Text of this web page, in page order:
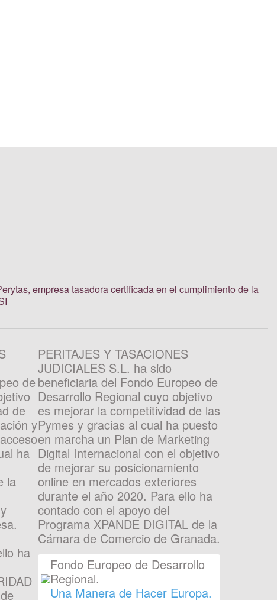
de
de
y
ha
la
ha
PERITAJES Y TASACIONES
JUDICIALES S.L. ha sido
beneficiaria del Fondo Europeo de
Desarrollo Regional cuyo objetivo
es mejorar la competitividad de las
Pymes y gracias al cual ha puesto
en marcha un Plan de Marketing
Digital Internacional con el objetivo
de mejorar su posicionamiento
online en mercados exteriores
durante el año 2020. Para ello ha
contado con el apoyo del
Programa XPANDE DIGITAL de la
Cámara de Comercio de Granada.
Fondo Europeo de Desarrollo
Regional.
Una Manera de Hacer Europa.